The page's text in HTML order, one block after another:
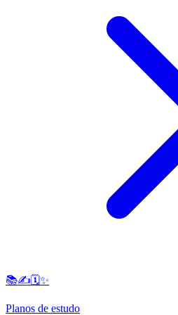
📚✍️🗓️✨
Planos de estudo